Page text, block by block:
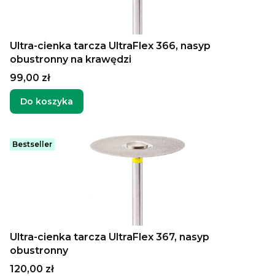
Ultra-cienka tarcza UltraFlex 366, nasyp
obustronny na krawędzi
Cena
99,00 zł
Do koszyka
Bestseller
Ultra-cienka tarcza UltraFlex 367, nasyp
obustronny
Cena
120,00 zł